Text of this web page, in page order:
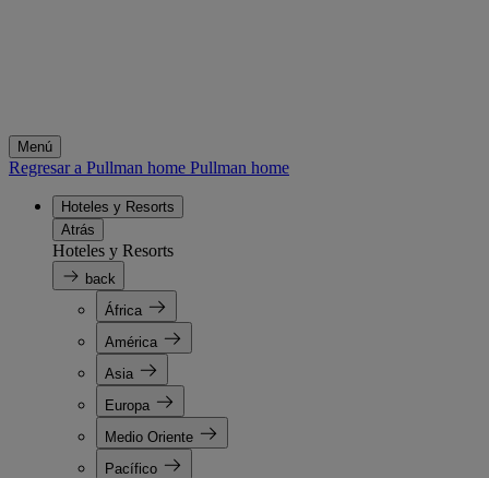
Menú
Regresar a Pullman home Pullman home
Hoteles y Resorts
Atrás
Hoteles y Resorts
back
África
América
Asia
Europa
Medio Oriente
Pacífico